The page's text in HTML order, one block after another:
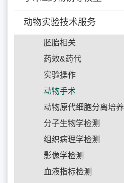
动物实验技术服务
胚胎相关
药效&药代
实验操作
动物手术
动物原代细胞分离培养
分子生物学检测
组织病理学检测
影像学检测
血液指标检测